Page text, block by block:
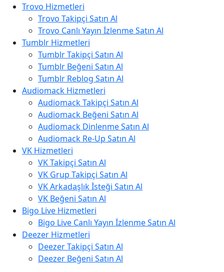
Trovo Hizmetleri
Trovo Takipçi Satın Al
Trovo Canlı Yayın İzlenme Satın Al
Tumblr Hizmetleri
Tumblr Takipçi Satın Al
Tumblr Beğeni Satın Al
Tumblr Reblog Satın Al
Audiomack Hizmetleri
Audiomack Takipçi Satın Al
Audiomack Beğeni Satın Al
Audiomack Dinlenme Satın Al
Audiomack Re-Up Satın Al
VK Hizmetleri
VK Takipçi Satın Al
VK Grup Takipçi Satın Al
VK Arkadaşlık İsteği Satın Al
VK Beğeni Satın Al
Bigo Live Hizmetleri
Bigo Live Canlı Yayın İzlenme Satın Al
Deezer Hizmetleri
Deezer Takipçi Satın Al
Deezer Beğeni Satın Al